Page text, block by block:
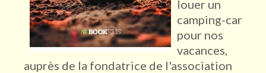
louer un
camping-car
pour nos
vacances,
auprès de la fondatrice de l'association